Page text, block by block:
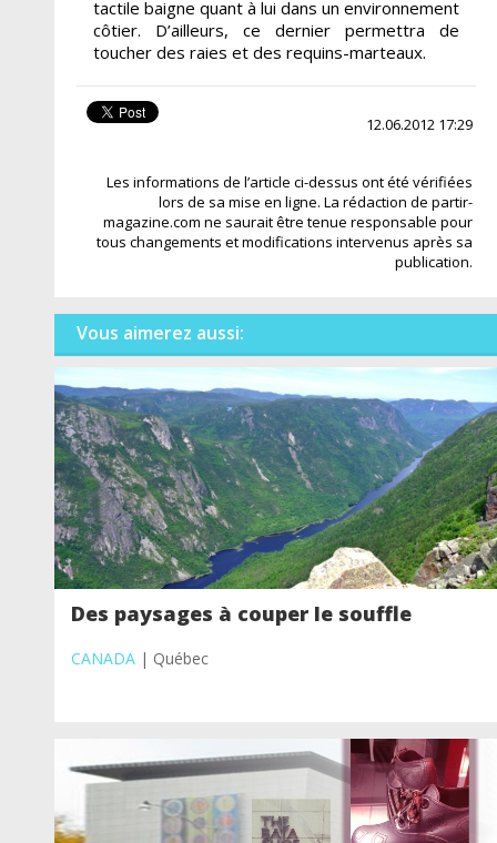
tactile baigne quant à lui dans un environnement
côtier. D’ailleurs, ce dernier permettra de
toucher des raies et des requins-marteaux.
12.06.2012 17:29
Les informations de l’article ci-dessus ont été vérifiées
lors de sa mise en ligne. La rédaction de partir-
magazine.com ne saurait être tenue responsable pour
tous changements et modifications intervenus après sa
publication.
Vous aimerez aussi:
Des paysages à couper le souffle
CANADA| Québec